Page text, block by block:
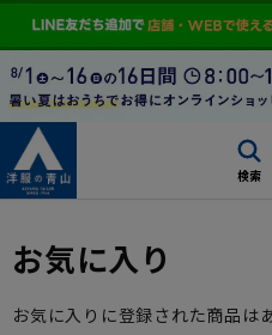
検索
お気に入り
お気に入りに登録された商品は